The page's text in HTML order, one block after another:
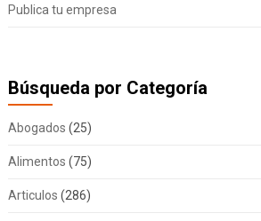
Publica tu empresa
Búsqueda por Categoría
Abogados (25)
Alimentos (75)
Articulos (286)